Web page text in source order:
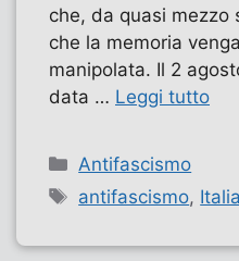
che, da quasi mezzo
che la memoria
manipolata. Il 2
data … Leggi tutto
Categorie
Antifascismo
Tag
antifascismo, Italia